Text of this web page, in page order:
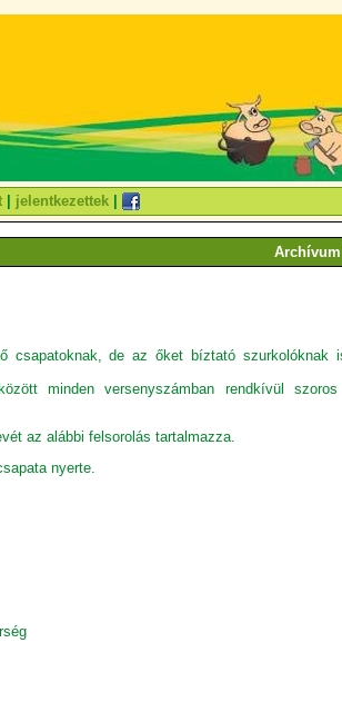
jelentkezettek
Archívum
csapatoknak, de az őket bíztató szurkolóknak
minden versenyszámban rendkívül szoros
az alábbi felsorolás tartalmazza.
nyerte.